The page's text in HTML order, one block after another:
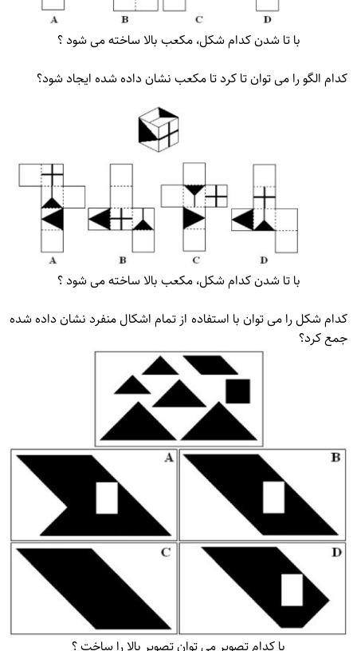
با تا شدن کدام شکل، مکعب بالا ساخته می شود ؟
کدام الگو را می توان تا کرد تا مکعب نشان داده شده ایجاد شود؟
با تا شدن کدام شکل، مکعب بالا ساخته می شود ؟
کدام شکل را می توان با استفاده از تمام اشکال منفرد نشان داده شده
جمع کرد؟
با کدام تصویر می توان تصویر بالا را ساخت ؟